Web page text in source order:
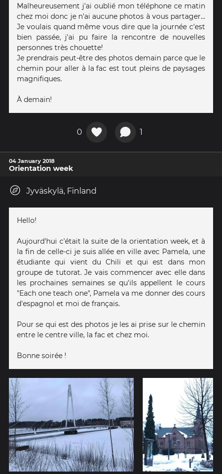
Malheureusement j'ai oublié mon téléphone ce matin
chez moi donc je n'ai aucune photos à vous partager...
Je voulais quand même vous dire que la journée c'est
bien passée, j'ai pu faire la rencontre de nouvelles
personnes très chouette!
Je prendrais peut-être des photos demain parce que le
chemin pour aller à la fac est tout pleins de paysages
magnifiques.
À demain!
0 1
04 January 2018
Orientation week
Jyväskylä, Finland
Hello!
Aujourd'hui c'était la suite de la orientation week, et à
la fin de celle-ci je suis allée en ville avec Pamela, une
étudiante qui vient du Chili et qui est dans mon
groupe de tutorat. Je vais commencer avec elle dans
les prochaines semaines se qu'ils appellent le cours
"Each one teach one", Pamela va me donner des cours
d'espagnol et moi de français.
Pour se qui est des photos je les ai prise sur le chemin
entre le centre ville, la fac et chez moi.
Bonne soirée !